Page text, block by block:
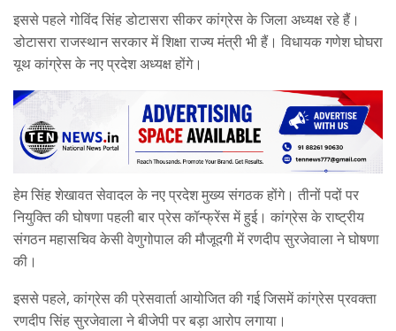
इससे पहले गोविंद सिंह डोटासरा सीकर कांग्रेस के जिला अध्यक्ष रहे हैं।
डोटासरा राजस्थान सरकार में शिक्षा राज्य मंत्री भी हैं। विधायक गणेश घोघरा
यूथ कांग्रेस के नए प्रदेश अध्यक्ष होंगे।
हेम सिंह शेखावत सेवादल के नए प्रदेश मुख्य संगठक होंगे। तीनों पदों पर
नियुक्ति की घोषणा पहली बार प्रेस कॉन्फ्रेंस में हुई। कांग्रेस के राष्ट्रीय
संगठन महासचिव केसी वेणुगोपाल की मौजूदगी में रणदीप सुरजेवाला ने घोषणा
की।
इससे पहले, कांग्रेस की प्रेसवार्ता आयोजित की गई जिसमें कांग्रेस प्रवक्ता
रणदीप सिंह सुरजेवाला ने बीजेपी पर बड़ा आरोप लगाया।